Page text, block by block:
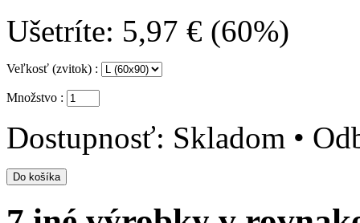
Ušetríte: 5,97 € (60%)
Veľkosť (zvitok) :
Množstvo :
Dostupnosť: Skladom •